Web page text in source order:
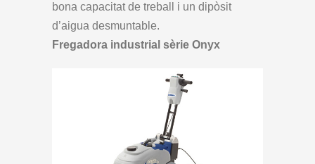
bona capacitat de treball i un dipòsit
d’aigua desmuntable.
Fregadora industrial sèrie Onyx